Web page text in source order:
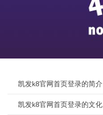
凯发k8官网首页登录的简介
凯发k8官网首页登录的文化